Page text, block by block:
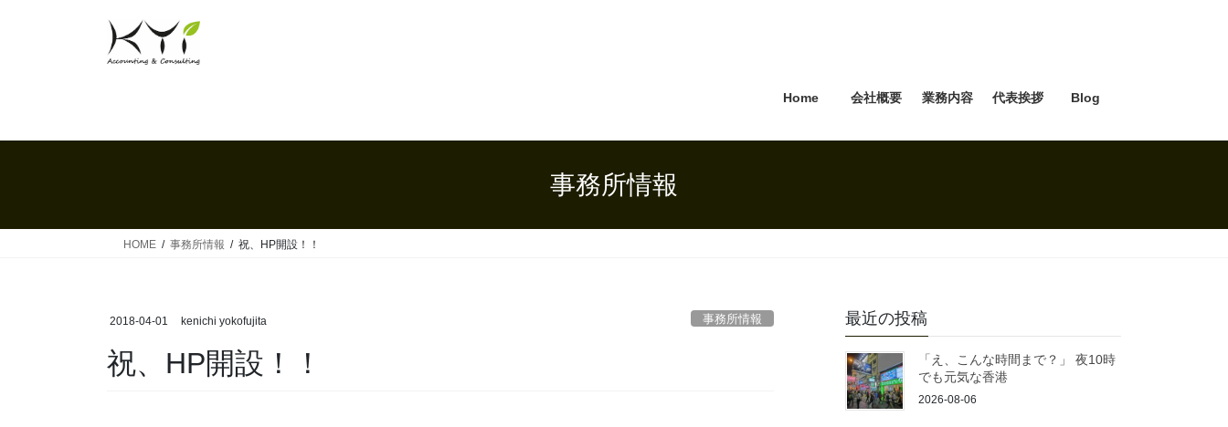
ス
ン
Home 会社概要 業務内容 代表挨拶 Blog
事務所情報
HOME 事務所情報 祝、HP開設！！
2018-04-01 kenichi yokofujita 事務所情報
祝、HP開設！！
最近の投稿
「え、こんな時間まで？」 夜10時
でも元気な香港
2026-08-06